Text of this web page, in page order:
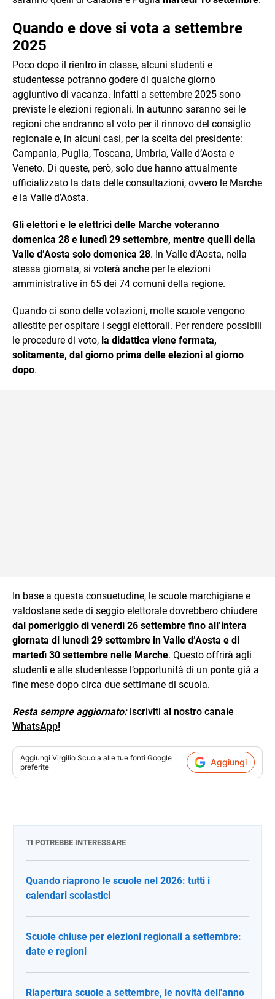
Quando e dove si vota a settembre
2025
Poco dopo il rientro in classe, alcuni studenti e
studentesse potranno godere di qualche giorno
aggiuntivo di vacanza. Infatti a settembre 2025 sono
previste le elezioni regionali. In autunno saranno sei le
regioni che andranno al voto per il rinnovo del consiglio
regionale e, in alcuni casi, per la scelta del presidente:
Campania, Puglia, Toscana, Umbria, Valle d’Aosta e
Veneto. Di queste, però, solo due hanno attualmente
ufficializzato la data delle consultazioni, ovvero le Marche
e la Valle d’Aosta.
Gli elettori e le elettrici delle Marche voteranno
domenica 28 e lunedì 29 settembre, mentre quelli della
Valle d’Aosta solo domenica 28. In Valle d’Aosta, nella
stessa giornata, si voterà anche per le elezioni
amministrative in 65 dei 74 comuni della regione.
Quando ci sono delle votazioni, molte scuole vengono
allestite per ospitare i seggi elettorali. Per rendere possibili
le procedure di voto, la didattica viene fermata,
solitamente, dal giorno prima delle elezioni al giorno
dopo.
In base a questa consuetudine, le scuole marchigiane e
valdostane sede di seggio elettorale dovrebbero chiudere
dal pomeriggio di venerdì 26 settembre fino all’intera
giornata di lunedì 29 settembre in Valle d’Aosta e di
martedì 30 settembre nelle Marche. Questo offrirà agli
studenti e alle studentesse l’opportunità di un ponte già a
fine mese dopo circa due settimane di scuola.
Resta sempre aggiornato: iscriviti al nostro canale
WhatsApp!
Aggiungi Virgilio Scuola alle tue fonti Google
preferite
Aggiungi
TI POTREBBE INTERESSARE
Quando riaprono le scuole nel 2026: tutti i
calendari scolastici
Scuole chiuse per elezioni regionali a settembre:
date e regioni
Riapertura scuole a settembre, le novità dell'anno